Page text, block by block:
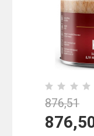
876,51